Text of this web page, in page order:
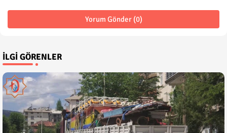
Yorum Gönder (0)
İLGI GÖRENLER